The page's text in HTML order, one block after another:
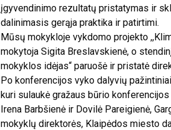
įgyvendinimo rezultatų pristatymas ir
dalinimasis gerąja praktika ir patirtimi.
Mūsų mokykloje vykdomo projekto
mokytoja Sigita Breslavskienė, o
mokyklos idėjas“ paruošė ir pristatė
Po konferencijos vyko dalyvių
kuri sulaukė gražaus būrio
Irena Barbšienė ir Dovilė Pareigienė,
mokyklų direktorės, Klaipėdos miesto